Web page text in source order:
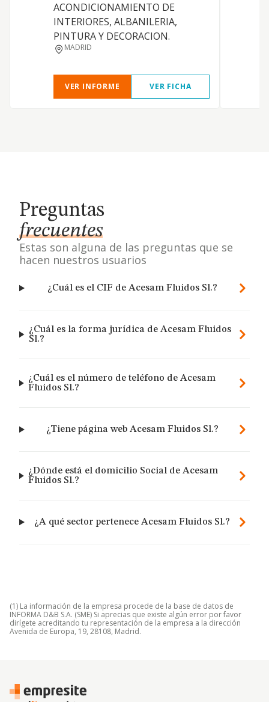
ACONDICIONAMIENTO DE
INTERIORES, ALBANILERIA,
PINTURA Y DECORACION.
MADRID
VER INFORME VER FICHA
Preguntas
frecuentes
Estas son alguna de las preguntas que se
hacen nuestros usuarios
¿Cuál es el CIF de Acesam Fluidos Sl.?
¿Cuál es la forma jurídica de Acesam Fluidos
Sl.?
¿Cuál es el número de teléfono de Acesam
Fluidos Sl.?
¿Tiene página web Acesam Fluidos Sl.?
¿Dónde está el domicilio Social de Acesam
Fluidos Sl.?
¿A qué sector pertenece Acesam Fluidos Sl.?
(1) La información de la empresa procede de la base de datos de
INFORMA D&B S.A. (SME) Si aprecias que existe algún error por favor
dirígete acreditando tu representación de la empresa a la dirección
Avenida de Europa, 19, 28108, Madrid.